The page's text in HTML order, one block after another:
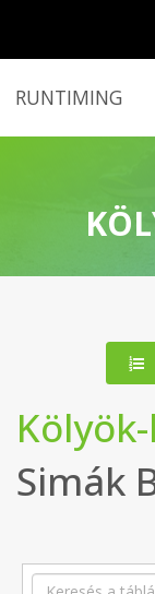
RUNTIMING
Simák
Search